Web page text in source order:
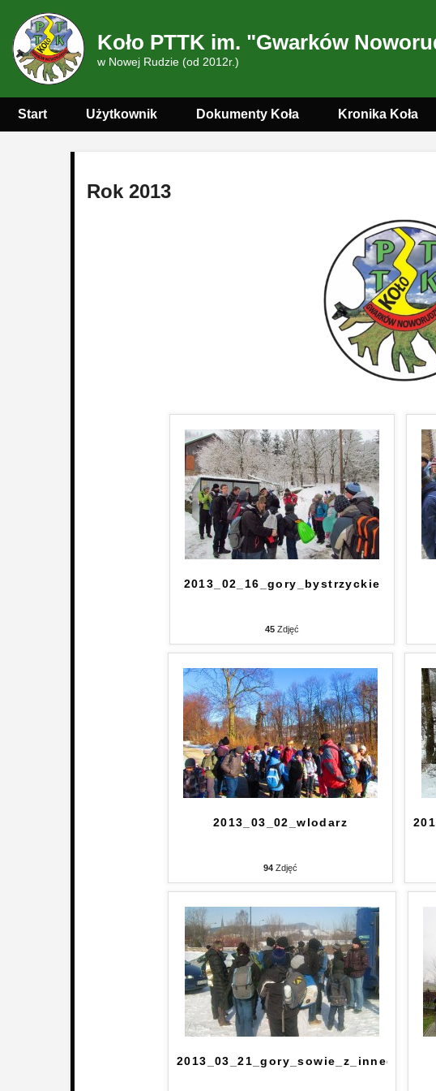
Koło PTTK im. "Gwarków
w Nowej Rudzie (od 2012r.)
Start Użytkownik Dokumenty Koła Kronika Koła
Rok 2013
2013_02_16_gory_bystrzyckie
45 Zdjęć
2013_03_02_wlodarz
94 Zdjęć